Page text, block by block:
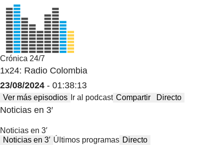
Crónica 24/7
1x24: Radio Colombia
23/08/2024 - 01:38:13
Ver más episodios Ir al podcast Compartir Directo
Noticias en 3′
Noticias en 3′
Noticias en 3′ Últimos programas Directo